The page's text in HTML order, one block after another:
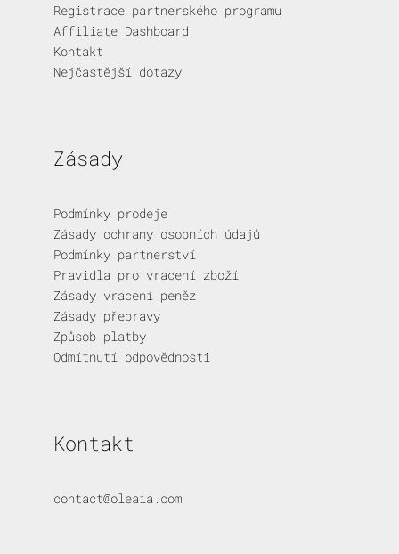
Registrace partnerského programu
Affiliate Dashboard
Kontakt
Nejčastější dotazy
Zásady
Podmínky prodeje
Zásady ochrany osobních údajů
Podmínky partnerství
Pravidla pro vracení zboží
Zásady vracení peněz
Zásady přepravy
Způsob platby
Odmítnutí odpovědnosti
Kontakt
contact@oleaia.com